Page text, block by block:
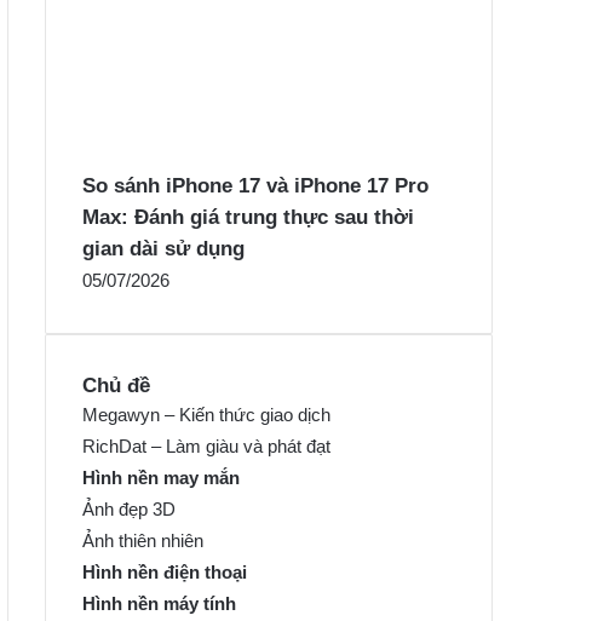
So sánh iPhone 17 và iPhone 17 Pro
Max: Đánh giá trung thực sau thời
gian dài sử dụng
05/07/2026
Chủ đề
Megawyn – Kiến thức giao dịch
RichDat – Làm giàu và phát đạt
Hình nền may mắn
Ảnh đẹp 3D
Ảnh thiên nhiên
Hình nền điện thoại
Hình nền máy tính